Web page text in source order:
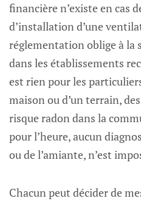
financière n’existe en cas
d’installation d’une
réglementation oblige à la
dans les établissements
est rien pour les
maison ou d’un terrain,
risque radon dans la
pour l’heure, aucun
ou de l’amiante, n’est
Chacun peut décider de